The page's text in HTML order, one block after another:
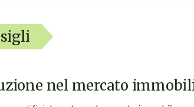
nel mercato